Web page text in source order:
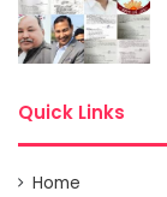
Quick Links
Home